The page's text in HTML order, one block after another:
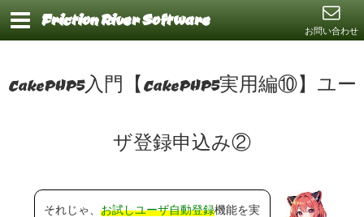
Friction River Software
お問い合わせ
CakePHP5入門【CakePHP5実用編⑩】ユー
ザ登録申込み②
それじゃ、お試しユーザ自動登録機能を実